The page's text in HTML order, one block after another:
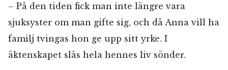
– På den tiden fick man inte längre vara
sjuksyster om man gifte sig, och då Anna vill ha
familj tvingas hon ge upp sitt yrke. I
äktenskapet slås hela hennes liv sönder.